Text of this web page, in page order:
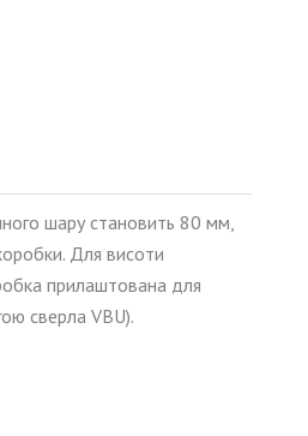
шару становить 80 мм,
Для висоти
прилаштована для
сверла VBU).